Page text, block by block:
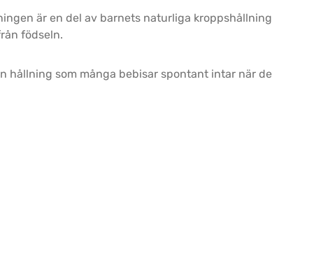
är en del av barnets naturliga kroppshållning
födseln.
hållning som många bebisar spontant intar när de